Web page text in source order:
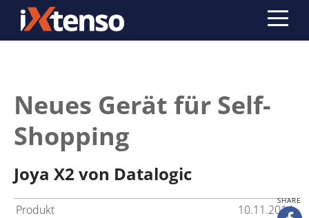
Neues Gerät für Self-
Shopping
Joya X2 von Datalogic
Produkt 10.11.2014